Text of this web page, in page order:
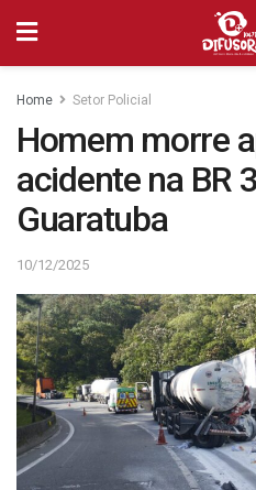
Home Setor Policial
Homem morre
acidente na BR
Guaratuba
10/12/2025